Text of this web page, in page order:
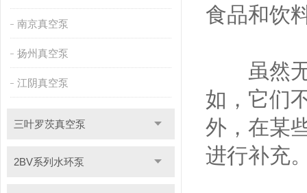
南京真空泵
扬州真空泵
江阴真空泵
三叶罗茨真空泵
2BV系列水环泵
食品和饮
虽然无
如，它们
外，在某
进行补充